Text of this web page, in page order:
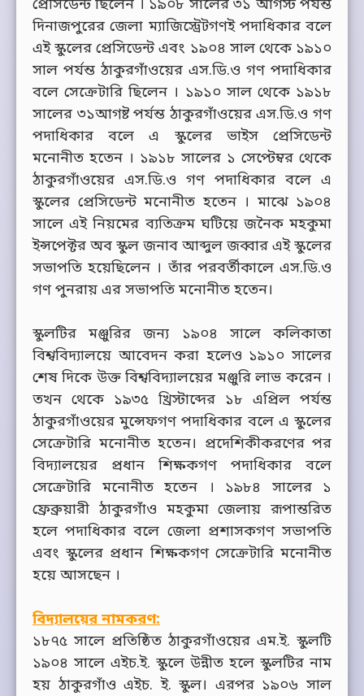
প্রেসিডেন্ট ছিলেন । ১৯০৮ সালের ৩১ আগস্ট পর্যন্ত
দিনাজপুরের জেলা ম্যাজিস্ট্রেটগণই পদাধিকার বলে
এই স্কুলের প্রেসিডেন্ট এবং ১৯০৪ সাল থেকে ১৯১০
সাল পর্যন্ত ঠাকুরগাঁওয়ের এস.ডি.ও গণ পদাধিকার
বলে সেক্রেটারি ছিলেন । ১৯১০ সাল থেকে ১৯১৮
সালের ৩১আগষ্ট পর্যন্ত ঠাকুরগাঁওয়ের এস.ডি.ও গণ
পদাধিকার বলে এ স্কুলের ভাইস প্রেসিডেন্ট
মনোনীত হতেন । ১৯১৮ সালের ১ সেপ্টেম্বর থেকে
ঠাকুরগাঁওয়ের এস.ডি.ও গণ পদাধিকার বলে এ
স্কুলের প্রেসিডেন্ট মনোনীত হতেন । মাঝে ১৯০৪
সালে এই নিয়মের ব্যতিক্রম ঘটিয়ে জনৈক মহকুমা
ইন্সপেক্টর অব স্কুল জনাব আব্দুল জব্বার এই স্কুলের
সভাপতি হয়েছিলেন । তাঁর পরবর্তীকালে এস.ডি.ও
গণ পুনরায় এর সভাপতি মনোনীত হতেন।
স্কুলটির মঞ্জুরির জন্য ১৯০৪ সালে কলিকাতা
বিশ্ববিদ্যালয়ে আবেদন করা হলেও ১৯১০ সালের
শেষ দিকে উক্ত বিশ্ববিদ্যালয়ের মঞ্জুরি লাভ করেন ।
তখন থেকে ১৯৩৫ খ্রিস্টাব্দের ১৮ এপ্রিল পর্যন্ত
ঠাকুরগাঁওয়ের মুন্সেফগণ পদাধিকার বলে এ স্কুলের
সেক্রেটারি মনোনীত হতেন। প্রদেশিকীকরণের পর
বিদ্যালয়ের প্রধান শিক্ষকগণ পদাধিকার বলে
সেক্রেটারি মনোনীত হতেন । ১৯৮৪ সালের ১
ফ্রেব্রুয়ারী ঠাকুরগাঁও মহকুমা জেলায় রূপান্তরিত
হলে পদাধিকার বলে জেলা প্রশাসকগণ সভাপতি
এবং স্কুলের প্রধান শিক্ষকগণ সেক্রেটারি মনোনীত
হয়ে আসছেন ।
বিদ্যালয়ের নামকরণ:
১৮৭৫ সালে প্রতিষ্ঠিত ঠাকুরগাঁওয়ের এম.ই. স্কুলটি
১৯০৪ সালে এইচ.ই. স্কুলে উন্নীত হলে স্কুলটির নাম
হয় ঠাকুরগাঁও এইচ. ই. স্কুল। এরপর ১৯০৬ সাল